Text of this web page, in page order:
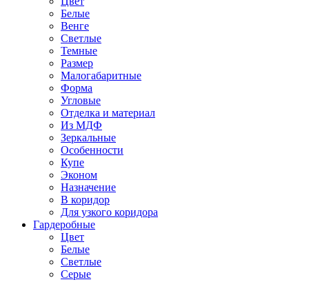
Белые
Венге
Светлые
Темные
Размер
Малогабаритные
Форма
Угловые
Отделка и материал
Из МДФ
Зеркальные
Особенности
Купе
Эконом
Назначение
В коридор
Для узкого коридора
Гардеробные
Цвет
Белые
Светлые
Серые